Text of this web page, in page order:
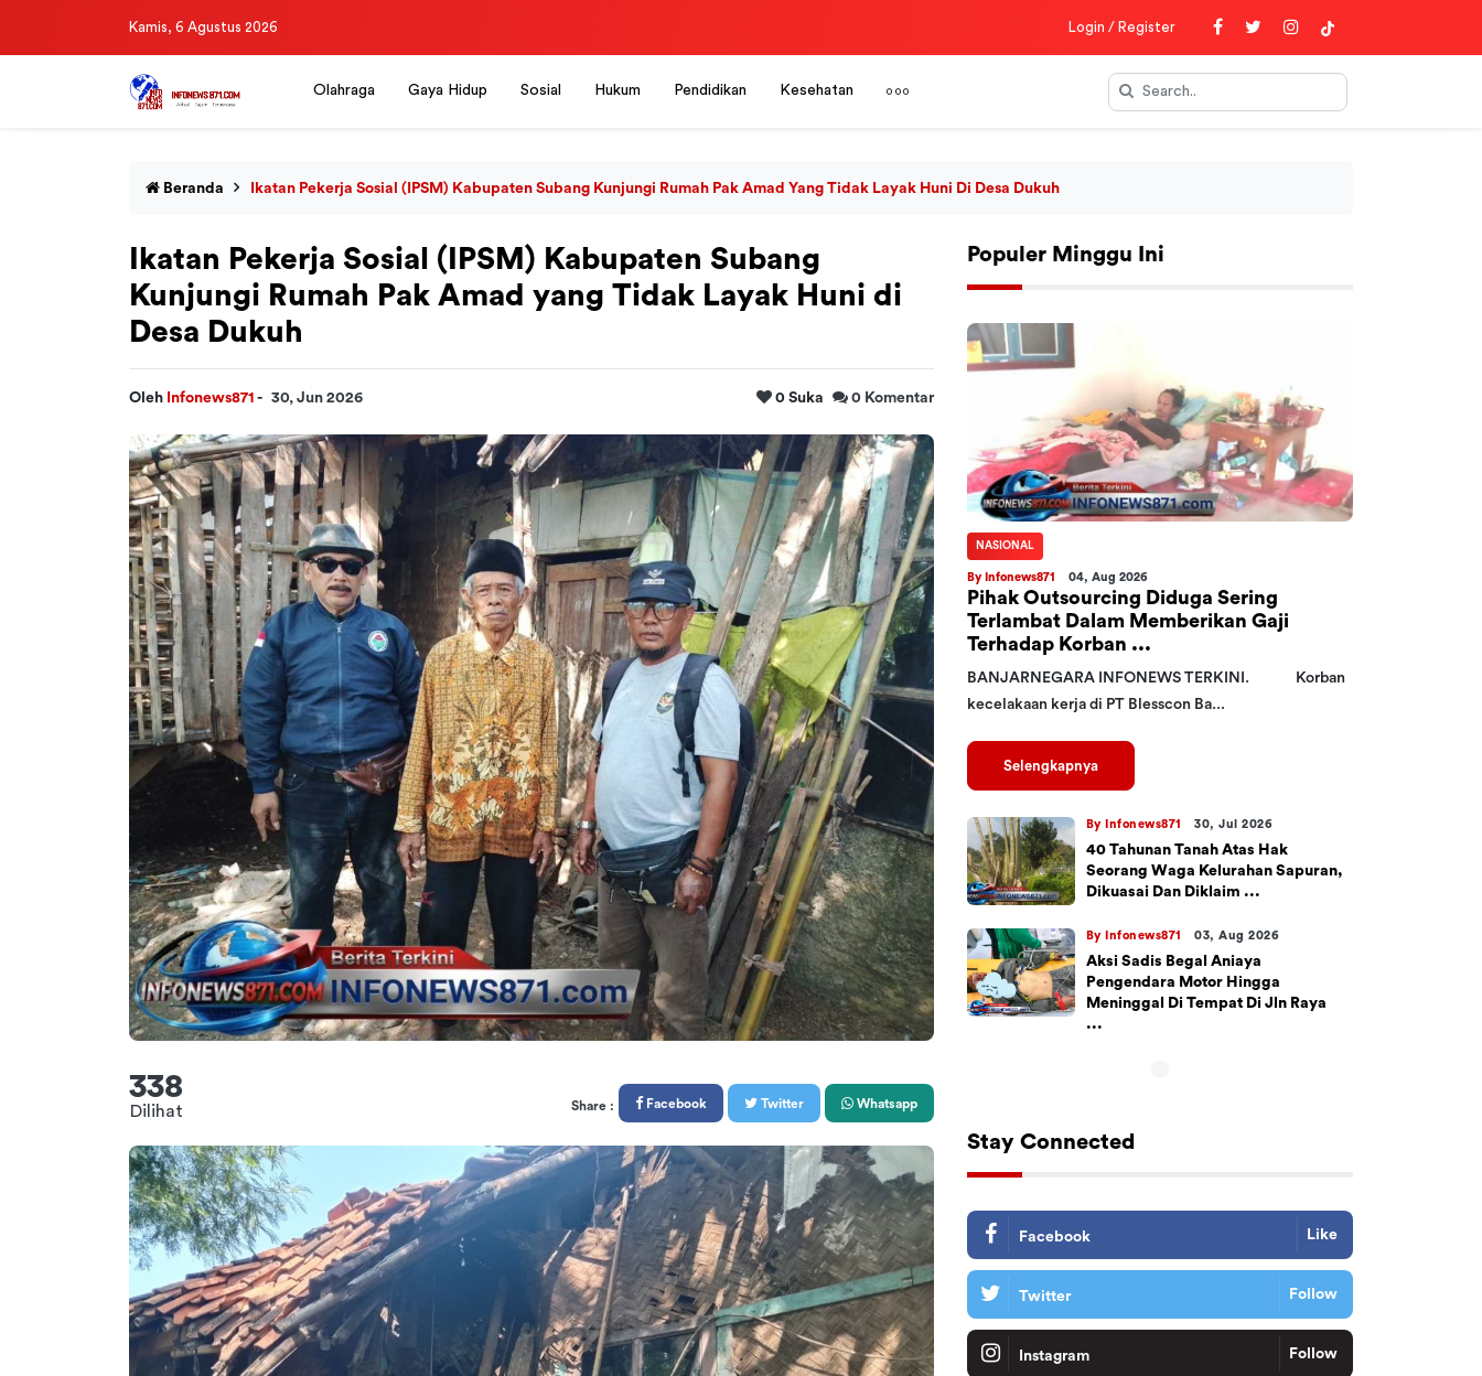
Kamis, 6 Agustus 2026 Login / Register
Olahraga Gaya Hidup Sosial Hukum Pendidikan Kesehatan
Beranda Ikatan Pekerja Sosial (IPSM) Kabupaten Subang Kunjungi Rumah Pak Amad Yang Tidak Layak Huni Di Desa Dukuh
Ikatan Pekerja Sosial (IPSM) Kabupaten Subang
Kunjungi Rumah Pak Amad yang Tidak Layak Huni di
Desa Dukuh
Oleh Infonews871 - 30, Jun 2026 0 Komentar
0 Suka
338
Dilihat Share : Facebook Twitter Whatsapp
Populer Minggu Ini
NASIONAL
By Infonews871 04, Aug 2026
Pihak Outsourcing Diduga Sering
Terlambat Dalam Memberikan Gaji
Terhadap Korban ...
BANJARNEGARA INFONEWS TERKINI. Korban
kecelakaan kerja di PT Blesscon Ba...
Selengkapnya
By Infonews871 30, Jul 2026
40 Tahunan Tanah Atas Hak
Seorang Waga Kelurahan Sapuran,
Dikuasai Dan Diklaim ...
By Infonews871 03, Aug 2026
Aksi Sadis Begal Aniaya
Pengendara Motor Hingga
Meninggal Di Tempat Di Jln Raya
...
Stay Connected
Facebook Like
Twitter Follow
Instagram Follow